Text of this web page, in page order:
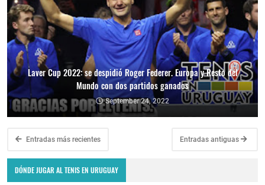
Laver Cup 2022: se despidió Roger Federer. Europa y Resto del
Mundo con dos partidos ganados
September 24, 2022
Entradas más recientes Entradas antiguas
DÓNDE JUGAR AL TENIS EN URUGUAY